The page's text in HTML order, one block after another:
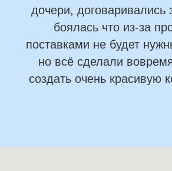
дочери, договаривались
боялась что из-за
поставками не будет
но всё сделали
создать очень красивую